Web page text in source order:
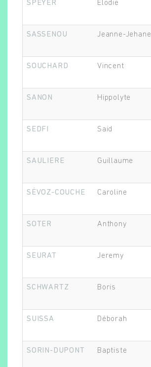
SPEYER Elodie
SASSENOU Jeanne-Jehane
SOUCHARD Vincent
SANON Hippolyte
SEDFI Said
SAULIERE Guillaume
SÉVOZ-COUCHE Caroline
SOTER Anthony
SEURAT Jeremy
SCHWARTZ Boris
SUISSA Déborah
SORIN-DUPONT Baptiste